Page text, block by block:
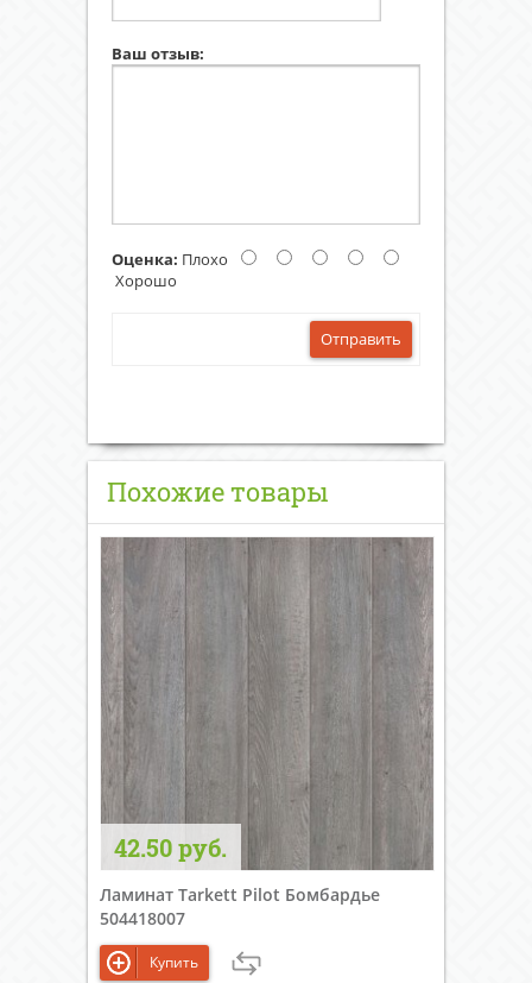
Ваш отзыв:
Оценка: Плохо
Хорошо
Отправить
Похожие товары
42.50 руб.
Ламинат Tarkett Pilot Бомбардье
504418007
Купить